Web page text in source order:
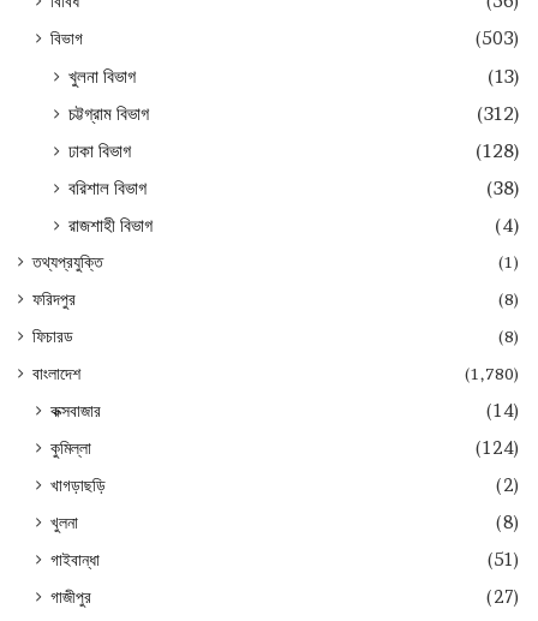
বিভাগ
(503)
খুলনা বিভাগ
(13)
চট্টগ্রাম বিভাগ
(312)
ঢাকা বিভাগ
(128)
বরিশাল বিভাগ
(38)
রাজশাহী বিভাগ
(4)
তথ্যপ্রযুক্তি
(1)
ফরিদপুর
(8)
ফিচারড
(8)
বাংলাদেশ
(1,780)
কক্সবাজার
(14)
কুমিল্লা
(124)
খাগড়াছড়ি
(2)
খুলনা
(8)
গাইবান্ধা
(51)
গাজীপুর
(27)